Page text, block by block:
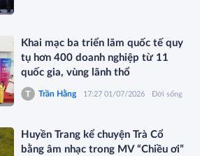
Khai mạc ba triển lãm quốc tế quy
tụ hơn 400 doanh nghiệp từ 11
quốc gia, vùng lãnh thổ
Trần Hằng 17:27 01/07/2026 Đời sống
Huyền Trang kể chuyện Trà Cổ
bằng âm nhạc trong MV “Chiều ơi”